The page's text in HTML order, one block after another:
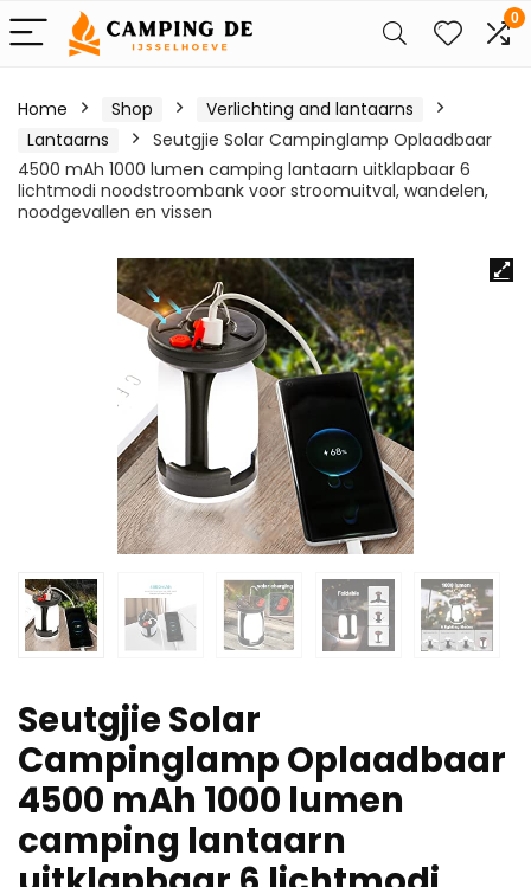
0
Home Shop
Verlichting and lantaarns
Lantaarns
Seutgjie Solar Campinglamp Oplaadbaar
4500 mAh 1000 lumen camping lantaarn uitklapbaar 6
lichtmodi noodstroombank voor stroomuitval, wandelen,
noodgevallen en vissen
Seutgjie Solar
Campinglamp Oplaadbaar
4500 mAh 1000 lumen
camping lantaarn